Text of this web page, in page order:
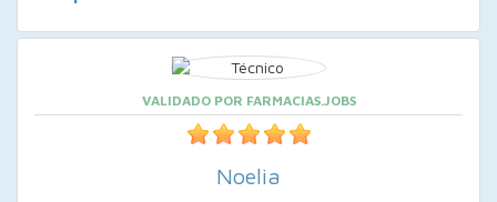
VALIDADO POR FARMACIAS.JOBS
Noelia